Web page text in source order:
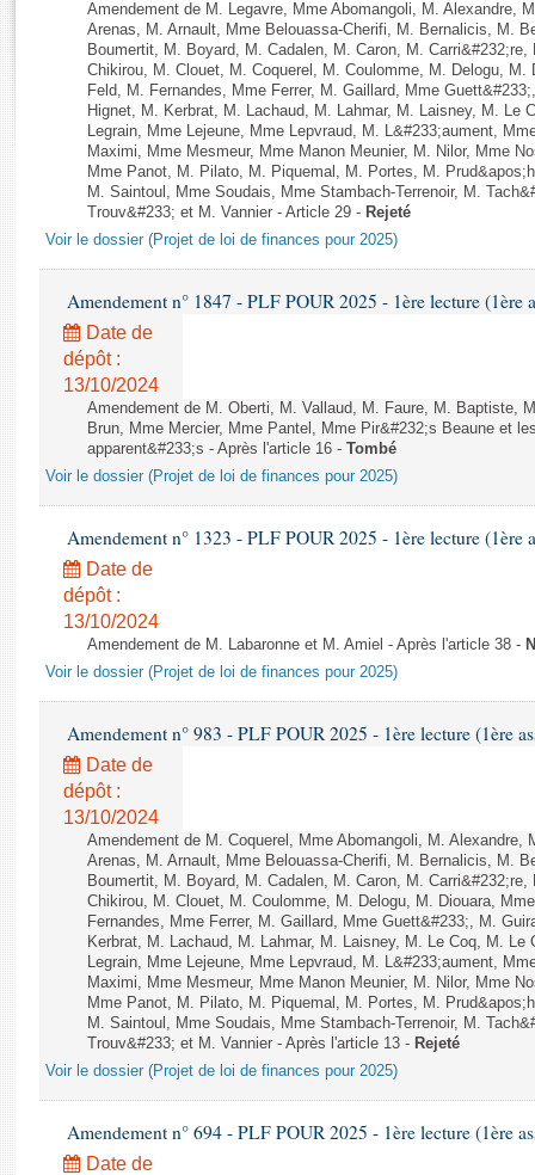
Rapports d'information
Rapports d'enquête
Rapports législatifs
Rapports sur l'application des lois
Baromètre de l’application des lois
Dossiers législatifs
Budget et sécurité sociale
Comptes rendus des débats
Liens vers les sites publics
Amendement de M. Legavre, Mme Abomangoli, M. Alexandre,
Arenas, M. Arnault, Mme Belouassa-Cherifi, M. Bernalicis, M.
Boumertit, M. Boyard, M. Cadalen, M. Caron, M.
Chikirou, M. Clouet, M. Coquerel, M. Coulomme, M. Delogu, M.
Feld, M. Fernandes, Mme Ferrer, M. Gaillard, Mme
Hignet, M. Kerbrat, M. Lachaud, M. Lahmar, M. Laisney, M. Le
Legrain, Mme Lejeune, Mme Lepvraud, M. L&#233;aument,
Maximi, Mme Mesmeur, Mme Manon Meunier, M. Nilor, Mme
Mme Panot, M. Pilato, M. Piquemal, M. Portes, M.
M. Saintoul, Mme Soudais, Mme Stambach-Terrenoir, M.
Trouv&#233; et M. Vannier - Article 29 - Rejeté
Voir le dossier (Projet de loi de finances pour 2025)
Amendement n° 1847 - PLF POUR 2025 - 1ère lecture (1ère
Date de
dépôt :
13/10/2024
Amendement de M. Oberti, M. Vallaud, M. Faure, M. Baptiste,
Brun, Mme Mercier, Mme Pantel, Mme Pir&#232;s Beaune et
apparent&#233;s - Après l'article 16 - Tombé
Voir le dossier (Projet de loi de finances pour 2025)
Amendement n° 1323 - PLF POUR 2025 - 1ère lecture (1ère
Date de
dépôt :
13/10/2024
Amendement de M. Labaronne et M. Amiel - Après l'article 38 -
Voir le dossier (Projet de loi de finances pour 2025)
Amendement n° 983 - PLF POUR 2025 - 1ère lecture (1ère
Date de
dépôt :
13/10/2024
Amendement de M. Coquerel, Mme Abomangoli, M. Alexandre,
Arenas, M. Arnault, Mme Belouassa-Cherifi, M. Bernalicis, M.
Boumertit, M. Boyard, M. Cadalen, M. Caron, M.
Chikirou, M. Clouet, M. Coulomme, M. Delogu, M. Diouara,
Fernandes, Mme Ferrer, M. Gaillard, Mme Guett&#233;, M.
Kerbrat, M. Lachaud, M. Lahmar, M. Laisney, M. Le Coq, M. Le
Legrain, Mme Lejeune, Mme Lepvraud, M. L&#233;aument,
Maximi, Mme Mesmeur, Mme Manon Meunier, M. Nilor, Mme
Mme Panot, M. Pilato, M. Piquemal, M. Portes, M.
M. Saintoul, Mme Soudais, Mme Stambach-Terrenoir, M.
Trouv&#233; et M. Vannier - Après l'article 13 - Rejeté
Voir le dossier (Projet de loi de finances pour 2025)
Amendement n° 694 - PLF POUR 2025 - 1ère lecture (1ère
Date de